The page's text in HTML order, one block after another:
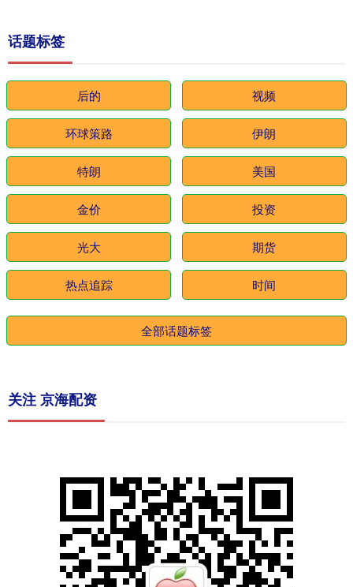
话题标签
后的 视频
环球策路 伊朗
特朗 美国
金价 投资
光大 期货
热点追踪 时间
全部话题标签
关注 京海配资